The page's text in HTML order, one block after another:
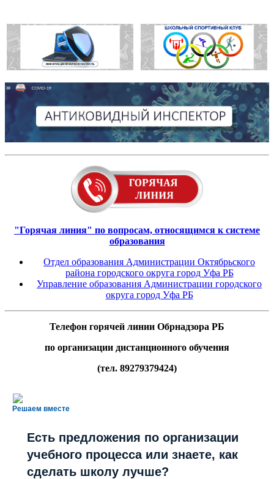
"Горячая линия" по вопросам, относящимся к системе
образования
Отдел образования Администрации Октябрьского
района городского округа город Уфа РБ
Управление образования Администрации городского
округа город Уфа РБ
Телефон горячей линии Обрнадзора РБ
по организации дистанционного обучения
(тел. 89279379424)
Решаем вместе
Есть предложения по организации
учебного процесса или знаете, как
сделать школу лучше?